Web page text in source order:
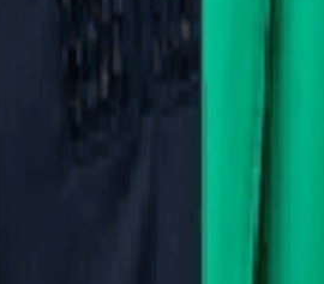
notre ancien comptable et elle a vu
une sécurité à votre entreprise. Elle